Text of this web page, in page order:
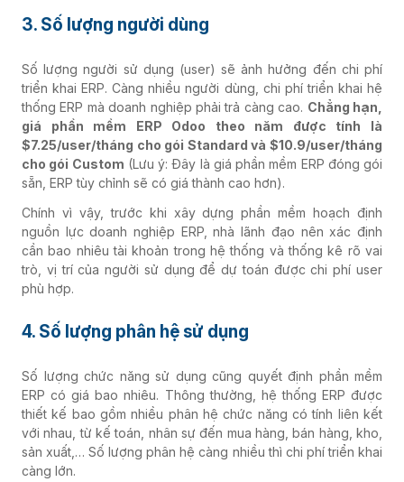
3. Số lượng người dùng
Số lượng người sử dụng (user) sẽ ảnh hưởng đến chi phí
triển khai ERP. Càng nhiều người dùng, chi phí triển khai hệ
thống ERP mà doanh nghiệp phải trả càng cao. Chẳng hạn,
giá phần mềm ERP Odoo theo năm được tính là
$7.25/user/tháng cho gói Standard và $10.9/user/tháng
cho gói Custom (Lưu ý: Đây là giá phần mềm ERP đóng gói
sẵn, ERP tùy chỉnh sẽ có giá thành cao hơn).
Chính vì vậy, trước khi xây dựng phần mềm hoạch định
nguồn lực doanh nghiệp ERP, nhà lãnh đạo nên xác định
cần bao nhiêu tài khoản trong hệ thống và thống kê rõ vai
trò, vị trí của người sử dụng để dự toán được chi phí user
phù hợp.
4. Số lượng phân hệ sử dụng
Số lượng chức năng sử dụng cũng quyết định phần mềm
ERP có giá bao nhiêu. Thông thường, hệ thống ERP được
thiết kế bao gồm nhiều phân hệ chức năng có tính liên kết
với nhau, từ kế toán, nhân sự đến mua hàng, bán hàng, kho,
sản xuất,… Số lượng phân hệ càng nhiều thì chi phí triển khai
càng lớn.